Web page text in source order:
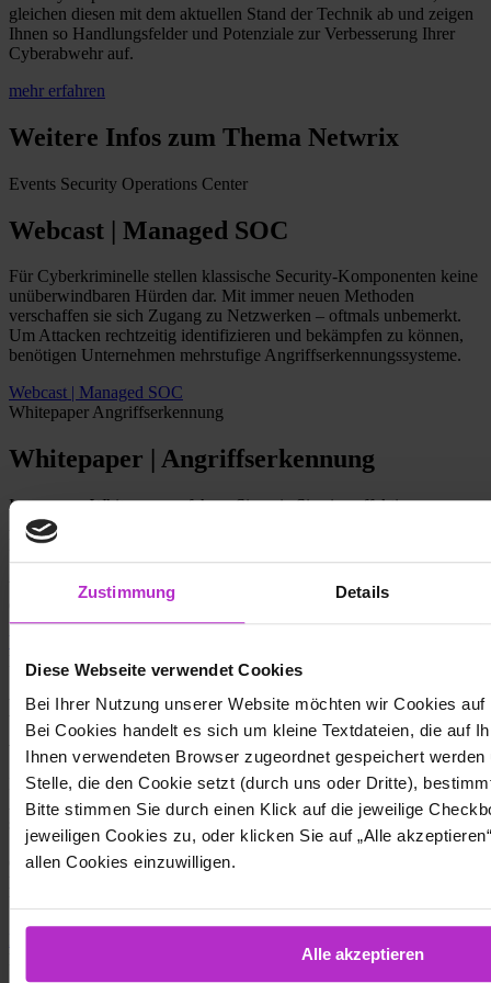
Zustimmung Details
Diese Webseite verwendet Cookies
Bei Ihrer Nutzung unserer Website möchten wir Cookies
Bei Cookies handelt es sich um kleine Textdateien, die auf
Ihnen verwendeten Browser zugeordnet gespeichert
Stelle, die den Cookie setzt (durch uns oder Dritte),
Bitte stimmen Sie durch einen Klick auf die jeweilige
jeweiligen Cookies zu, oder klicken Sie auf „Alle
allen Cookies einzuwilligen.
Alle akzeptieren
gleichen diesen mit dem aktuellen Stand der Technik ab und zeigen
Ihnen so Handlungsfelder und Potenziale zur Verbesserung Ihrer
Cyberabwehr auf.
mehr erfahren
Weitere Infos zum Thema Netwrix
Events Security Operations Center
Webcast | Managed SOC
Für Cyberkriminelle stellen klassische Security-Komponenten keine
unüberwindbaren Hürden dar. Mit immer neuen Methoden
verschaffen sie sich Zugang zu Netzwerken – oftmals unbemerkt.
Um Attacken rechtzeitig identifizieren und bekämpfen zu können,
benötigen Unternehmen mehrstufige Angriffserkennungssysteme.
Webcast | Managed SOC
WhitepaperAngriffserkennung
Whitepaper | Angriffserkennung
In unserem Whitepaper erfahren Sie, wie Sie eine effektive
Angriffserkennung umsetzen können und welche technischen
Komponenten dafür benötigt werden. Durch das Zusammenspiel
verschiedener Präventionsmethoden gelingt es, Angriffe auf Basis
von geeigneten Merkmalen und Parametern im laufenden Betrieb zu
erkennen und zu bewältigen.
Blog
Cyber Defense Center
Hacker rechtzeitig stoppen: Moderne
Angriffserkennung
In den meisten Unternehmen sucht man eine moderne
Angriffserkennung noch immer vergebens. Viele von ihnen wiegen
sich in falscher Sicherheit: Sie glauben, dass klassische
Sicherheitskomponenten oder SIEM-Systeme ausreichen, um
Cyberkriminelle vom Eintritt in das Netzwerk abzuhalten. Hierbei